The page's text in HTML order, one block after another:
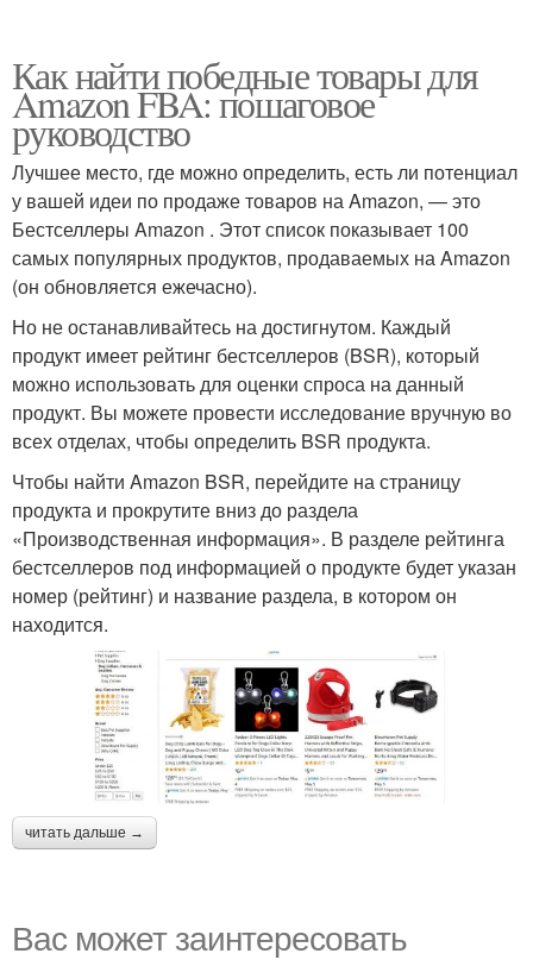
Как найти победные товары для
Amazon FBA: пошаговое
руководство
Лучшее место, где можно определить, есть ли потенциал
у вашей идеи по продаже товаров на Amazon, — это
Бестселлеры Amazon . Этот список показывает 100
самых популярных продуктов, продаваемых на Amazon
(он обновляется ежечасно).
Но не останавливайтесь на достигнутом. Каждый
продукт имеет рейтинг бестселлеров (BSR), который
можно использовать для оценки спроса на данный
продукт. Вы можете провести исследование вручную во
всех отделах, чтобы определить BSR продукта.
Чтобы найти Amazon BSR, перейдите на страницу
продукта и прокрутите вниз до раздела
«Производственная информация». В разделе рейтинга
бестселлеров под информацией о продукте будет указан
номер (рейтинг) и название раздела, в котором он
находится.
читать дальше →
Вас может заинтересовать